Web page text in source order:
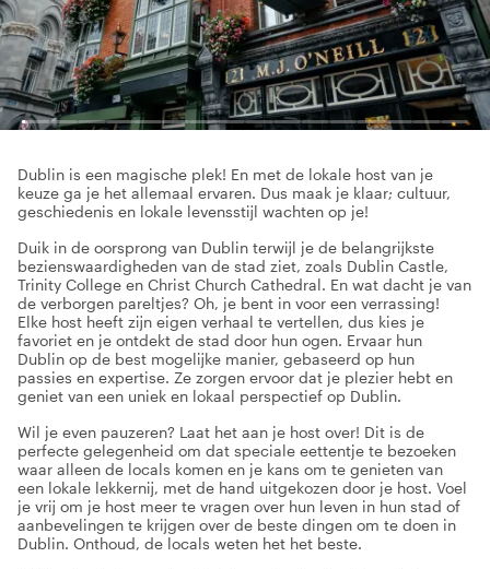
Dublin is een magische plek! En met de lokale host van je
keuze ga je het allemaal ervaren. Dus maak je klaar; cultuur,
geschiedenis en lokale levensstijl wachten op je!
Duik in de oorsprong van Dublin terwijl je de belangrijkste
bezienswaardigheden van de stad ziet, zoals Dublin Castle,
Trinity College en Christ Church Cathedral. En wat dacht je van
de verborgen pareltjes? Oh, je bent in voor een verrassing!
Elke host heeft zijn eigen verhaal te vertellen, dus kies je
favoriet en je ontdekt de stad door hun ogen. Ervaar hun
Dublin op de best mogelijke manier, gebaseerd op hun
passies en expertise. Ze zorgen ervoor dat je plezier hebt en
geniet van een uniek en lokaal perspectief op Dublin.
Wil je even pauzeren? Laat het aan je host over! Dit is de
perfecte gelegenheid om dat speciale eettentje te bezoeken
waar alleen de locals komen en je kans om te genieten van
een lokale lekkernij, met de hand uitgekozen door je host. Voel
je vrij om je host meer te vragen over hun leven in hun stad of
aanbevelingen te krijgen over de beste dingen om te doen in
Dublin. Onthoud, de locals weten het het beste.